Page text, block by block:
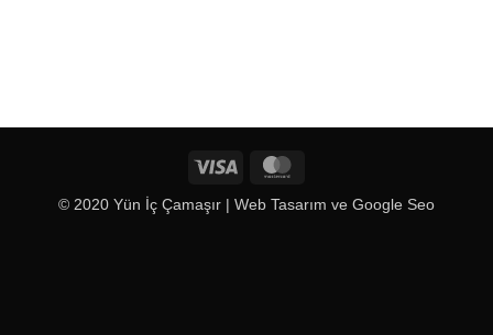
Visa
© 2020 Yün İç Çamaşır | Web Tasarım ve Google Seo